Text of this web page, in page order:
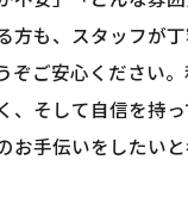
方も、スタッフが
ぞご安心ください
、そして自信を持
お手伝いをしたい